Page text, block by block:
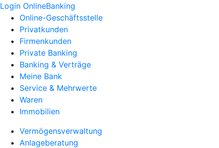
Login OnlineBanking
Online-Geschäftsstelle
Privatkunden
Firmenkunden
Private Banking
Banking & Verträge
Meine Bank
Service & Mehrwerte
Waren
Immobilien
Vermögensverwaltung
Anlageberatung